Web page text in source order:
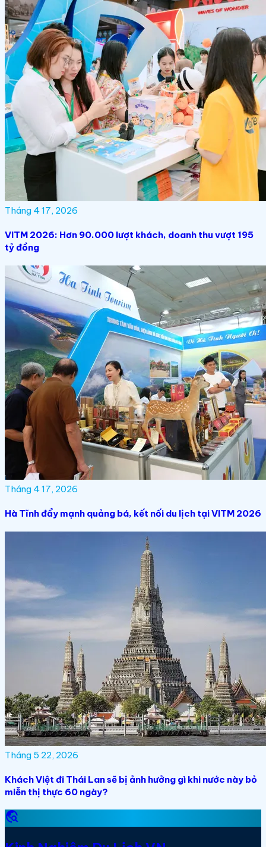
Tháng 4 17, 2026
VITM 2026: Hơn 90.000 lượt khách, doanh thu vượt 195
tỷ đồng
Tháng 4 17, 2026
Hà Tĩnh đẩy mạnh quảng bá, kết nối du lịch tại VITM 2026
Tháng 5 22, 2026
Khách Việt đi Thái Lan sẽ bị ảnh hưởng gì khi nước này bỏ
miễn thị thực 60 ngày?
travel_explore